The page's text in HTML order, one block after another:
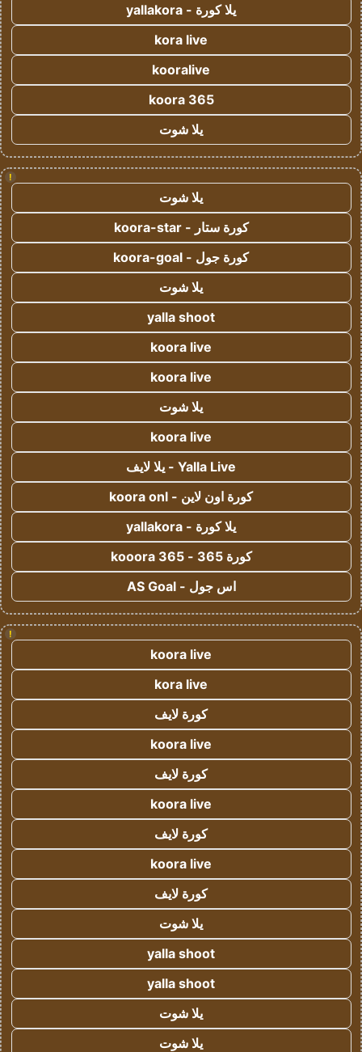
يلا كورة - yallakora
kora live
kooralive
koora 365
يلا شوت
!
يلا شوت
كورة ستار - koora-star
كورة جول - koora-goal
يلا شوت
yalla shoot
koora live
koora live
يلا شوت
koora live
Yalla Live - يلا لايف
كورة اون لاين - koora onl
يلا كورة - yallakora
كورة 365 - kooora 365
اس جول - AS Goal
!
koora live
kora live
كورة لايف
koora live
كورة لايف
koora live
كورة لايف
koora live
كورة لايف
يلا شوت
yalla shoot
yalla shoot
يلا شوت
يلا شوت